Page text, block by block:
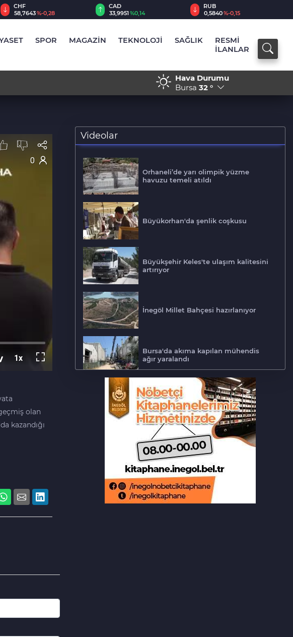
CAD
33,9951%0,14
RUB
0,5840 %-0,15
AED
12,9555 %0,06
SPOR MAGAZİN TEKNOLOJİ SAĞLIK
RESMİ
İLANLAR
13:54 - Biba müjdeyi
Hava Durumu
Bursa 32 °
olan
kazandığı
Videolar
Orhaneli’de yarı olimpik yüzme
havuzu temeli atıldı
Büyükorhan'da şenlik coşkusu
Büyükşehir Keles'te ulaşım kalitesini
artırıyor
İnegöl Millet Bahçesi hazırlanıyor
Bursa'da akıma kapılan mühendis
ağır yaralandı
Bursa'da otomobil motosikletle
çarpıştı: 2'si çocuk 3 yaralı
Bursa'daki can alan kaza saniye
saniye kameraya yansıdı
Beğendiği takıları çaldı, kameraya
işte böyle yakalandı